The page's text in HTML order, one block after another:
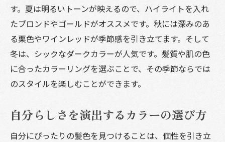
す。夏は明るいトーンが映えるので、ハイライトを入れ
たブロンドやゴールドがオススメです。秋には深みのあ
る栗色やワインレッドが季節感を引き立てます。そして
冬は、シックなダークカラーが人気です。髪質や肌の色
に合ったカラーリングを選ぶことで、その季節ならでは
のスタイルを楽しむことができます。
自分らしさを演出するカラーの選び方
自分にぴったりの髪色を見つけることは、個性を引き立